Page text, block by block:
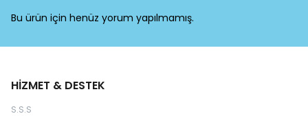
Bu ürün için henüz yorum yapılmamış.
HİZMET & DESTEK
S.S.S